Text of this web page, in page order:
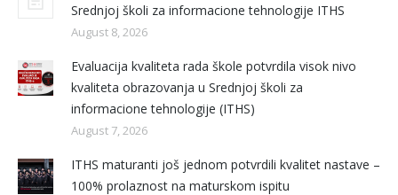
Srednjoj školi za informacione tehnologije ITHS
August 8, 2026
Evaluacija kvaliteta rada škole potvrdila visok nivo
kvaliteta obrazovanja u Srednjoj školi za
informacione tehnologije (ITHS)
August 7, 2026
ITHS maturanti još jednom potvrdili kvalitet nastave –
100% prolaznost na maturskom ispitu